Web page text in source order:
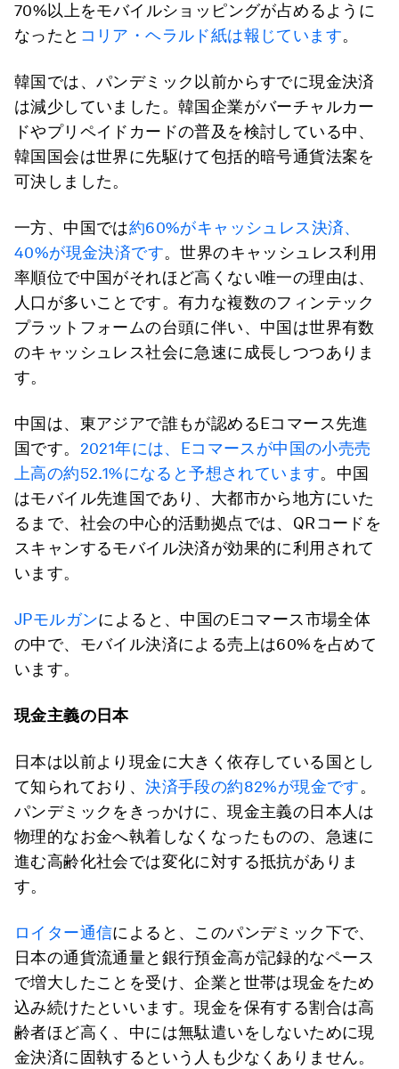
70%以上をモバイルショッピングが占めるように
なったと コリア・ヘラルド紙は報じています。
韓国では、パンデミック以前からすでに現金決済
は減少していました。韓国企業がバーチャルカー
ドやプリペイドカードの普及を検討している中、
韓国国会は世界に先駆けて包括的暗号通貨法案を
可決しました。
一方、中国では約60%がキャッシュレス決済、
40%が現金決済です。世界のキャッシュレス利用
率順位で中国がそれほど高くない唯一の理由は、
人口が多いことです。有力な複数のフィンテック
プラットフォームの台頭に伴い、中国は世界有数
のキャッシュレス社会に急速に成長しつつありま
す。
中国は、東アジアで誰もが認めるEコマース先進
国です。 2021年には、Eコマースが中国の小売売
上高の約52.1%になると予想されています。中国
はモバイル先進国であり、大都市から地方にいた
るまで、社会の中心的活動拠点では、QRコードを
スキャンするモバイル決済が効果的に利用されて
います。
JPモルガンによると、中国のEコマース市場全体
の中で、モバイル決済による売上は60%を占めて
います。
現金主義の日本
日本は以前より現金に大きく依存している国とし
て知られており、決済手段の約82%が現金です。
パンデミックをきっかけに、現金主義の日本人は
物理的なお金へ執着しなくなったものの、急速に
進む高齢化社会では変化に対する抵抗がありま
す。
ロイター通信によると、このパンデミック下で、
日本の通貨流通量と銀行預金高が記録的なペース
で増大したことを受け、企業と世帯は現金をため
込み続けたといいます。現金を保有する割合は高
齢者ほど高く、中には無駄遣いをしないために現
金決済に固執するという人も少なくありません。